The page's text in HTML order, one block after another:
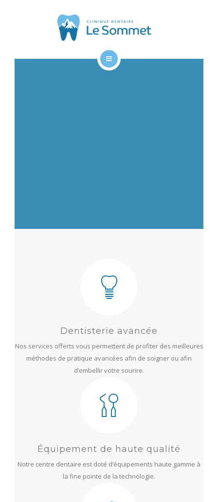
Dentisterie avancée
Nos services offerts vous permettent de profiter des meilleures
méthodes de pratique avancées afin de soigner ou afin
d’embellir votre sourire.
Équipement de haute qualité
Notre centre dentaire est doté d’équipements haute gamme à
la fine pointe de la technologie.